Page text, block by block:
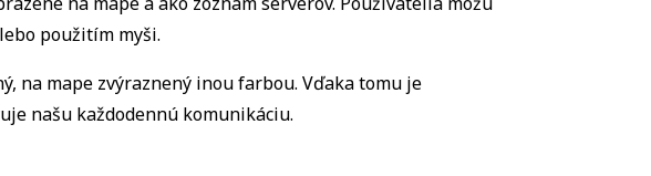
použitím myši.
na mape zvýraznený inou farbou. Vďaka tomu je
našu každodennú komunikáciu.